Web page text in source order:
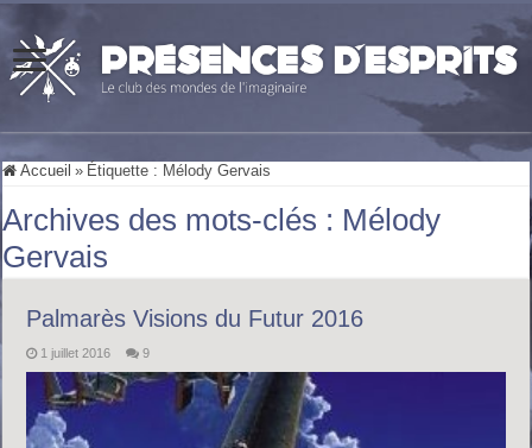
Accueil » Étiquette : Mélody Gervais
Archives des mots-clés : Mélody
Gervais
Palmarès Visions du Futur 2016
1 juillet 2016 9